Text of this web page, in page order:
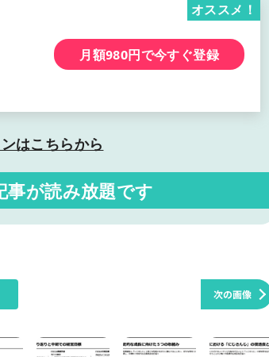
オススメ！
月額980円で今すぐ登録
はこちらから
事が読み放題です
次の画像